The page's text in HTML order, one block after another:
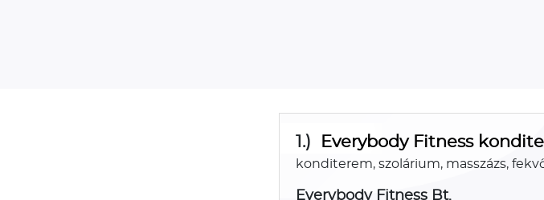
1.) Everybody Fitness
konditerem, szolárium, masszázs,
Everybody Fitness Bt.